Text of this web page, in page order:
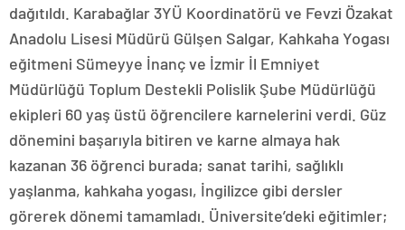
dağıtıldı. Karabağlar 3YÜ Koordinatörü ve Fevzi Özakat
Anadolu Lisesi Müdürü Gülşen Salgar, Kahkaha Yogası
eğitmeni Sümeyye İnanç ve İzmir İl Emniyet
Müdürlüğü Toplum Destekli Polislik Şube Müdürlüğü
ekipleri 60 yaş üstü öğrencilere karnelerini verdi. Güz
dönemini başarıyla bitiren ve karne almaya hak
kazanan 36 öğrenci burada; sanat tarihi, sağlıklı
yaşlanma, kahkaha yogası, İngilizce gibi dersler
görerek dönemi tamamladı. Üniversite’deki eğitimler;